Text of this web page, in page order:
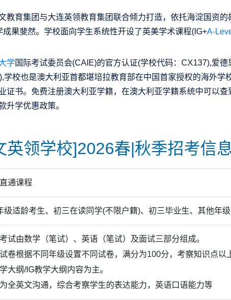
教育集团与大连英领教育集团联合倾力打造，依托海淀国资的
成果斐然。学校面向学生系统性开设了英美学术课程(IG+A-
学国际考试委员会(CAIE)的官方认证(学校代码：CX137),爱德
学校也是澳大利亚首都堪培拉教育部在中国首家授权的海外学
证书。免费注册澳大利亚学籍，在澳大利亚学籍系统中可以查
升学优惠政策。
，收获澳洲排名前8大学录取(世界前100)
学录取(墨尔本大学、悉尼大学、澳洲国立大学)录取专业:商科
、教育、科学、放射医疗等
英领学校]2026春|秋季招考信
通课程
级适龄考生、初三在读同学(不限户籍)、初三毕业生、其他年级
试由数学（笔试）、英语（笔试）及面试三部分组成。
卷根据不同年级设置不同试卷，满分为100分，考察知识点以
大纲/IG教学大纲内容为主。
全英文沟通，综合考察学生的表达能力，英语口语能力等